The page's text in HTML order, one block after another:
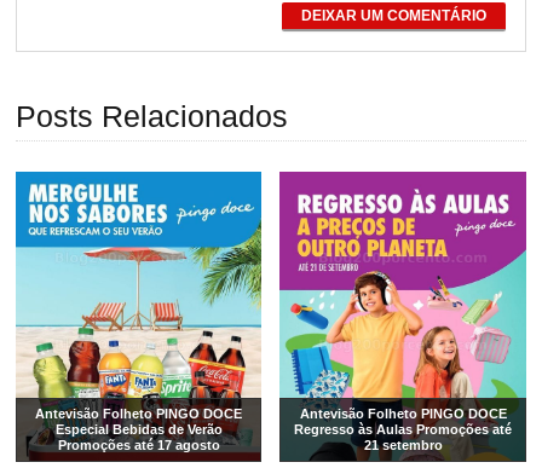
DEIXAR UM COMENTÁRIO
Posts Relacionados
Antevisão Folheto PINGO DOCE
Especial Bebidas de Verão
Promoções até 17 agosto
Antevisão Folheto PINGO DOCE
Regresso às Aulas Promoções até
21 setembro